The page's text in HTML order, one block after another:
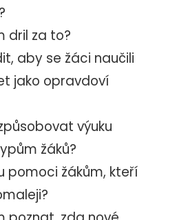
dril za to?
aby se žáci naučili
jako opravdoví
výuku
žáků?
pomoci žákům, kteří